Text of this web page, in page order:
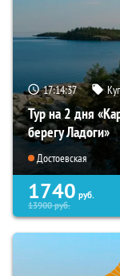
17:14:35
Тур на 2 дня
берегу Ладоги»
Достоевская
1740 руб.
13900руб.